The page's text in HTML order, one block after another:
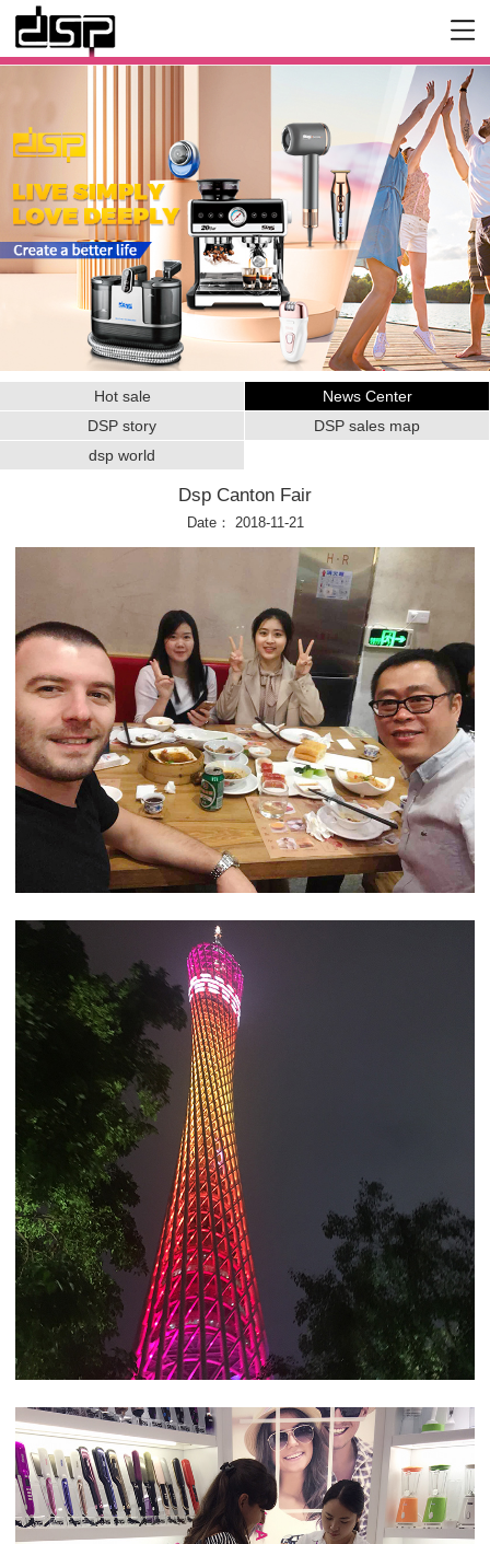
Hot sale
News Center
DSP story
DSP sales map
dsp world
Dsp Canton Fair
Date： 2018-11-21